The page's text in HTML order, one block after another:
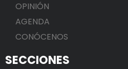
OPINIÓN
AGENDA
CONÓCENOS
SECCIONES